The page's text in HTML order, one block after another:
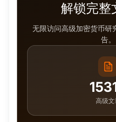
解锁完整
无限访问高级加密货币研
告。
高级文